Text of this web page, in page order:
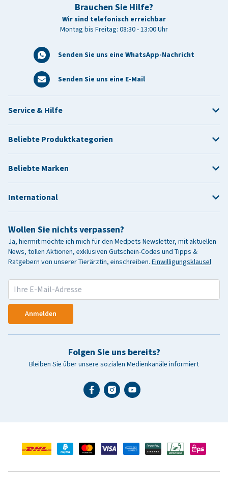
Brauchen Sie Hilfe?
Wir sind telefonisch erreichbar
Montag bis Freitag: 08:30 - 13:00 Uhr
Senden Sie uns eine WhatsApp-Nachricht
Senden Sie uns eine E-Mail
Wollen Sie nichts verpassen?
Ja, hiermit möchte ich mich für den Medpets Newsletter, mit aktuellen
News, tollen Aktionen, exklusiven Gutschein-Codes und Tipps &
Ratgebern von unserer Tierärztin, einschreiben. Einwilligungsklausel
Anmelden
Folgen Sie uns bereits?
Bleiben Sie über unsere sozialen Medienkanäle informiert
Service & Hilfe
Beliebte Produktkategorien
Beliebte Marken
International